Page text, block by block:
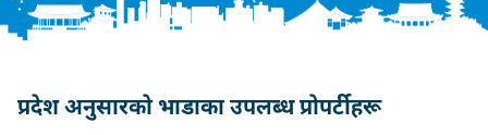
प्रदेश अनुसारको भाडाका उपलब्ध प्रोपर्टीहरू